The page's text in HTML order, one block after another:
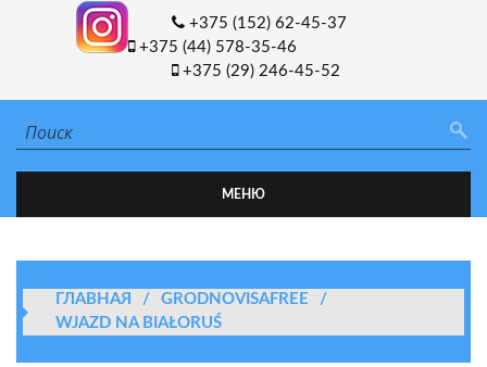
+375 (152) 62-45-37
+375 (44) 578-35-46
+375 (29) 246-45-52
МЕНЮ
ГЛАВНАЯ / GRODNOVISAFREE
/
WJAZD NA BIAŁORUŚ